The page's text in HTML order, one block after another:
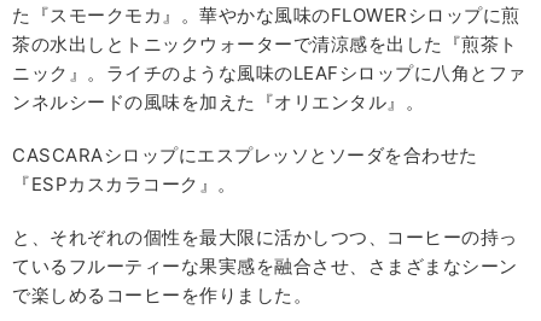
た『スモークモカ』。華やかな風味のFLOWERシロップに煎
茶の水出しとトニックウォーターで清涼感を出した『煎茶ト
ニック』。ライチのような風味のLEAFシロップに八角とファ
ンネルシードの風味を加えた『オリエンタル』。
CASCARAシロップにエスプレッソとソーダを合わせた
『ESPカスカラコーク』。
と、それぞれの個性を最大限に活かしつつ、コーヒーの持っ
ているフルーティーな果実感を融合させ、さまざまなシーン
で楽しめるコーヒーを作りました。